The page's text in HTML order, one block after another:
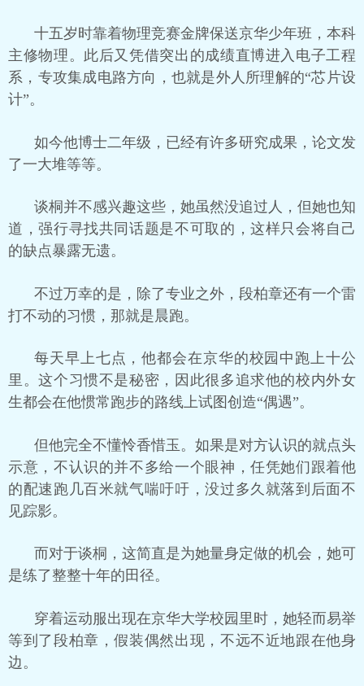
十五岁时靠着物理竞赛金牌保送京华少年班，本科
主修物理。此后又凭借突出的成绩直博进入电子工程
系，专攻集成电路方向，也就是外人所理解的“芯片设
计”。
如今他博士二年级，已经有许多研究成果，论文发
了一大堆等等。
谈桐并不感兴趣这些，她虽然没追过人，但她也知
道，强行寻找共同话题是不可取的，这样只会将自己
的缺点暴露无遗。
不过万幸的是，除了专业之外，段柏章还有一个雷
打不动的习惯，那就是晨跑。
每天早上七点，他都会在京华的校园中跑上十公
里。这个习惯不是秘密，因此很多追求他的校内外女
生都会在他惯常跑步的路线上试图创造“偶遇”。
但他完全不懂怜香惜玉。如果是对方认识的就点头
示意，不认识的并不多给一个眼神，任凭她们跟着他
的配速跑几百米就气喘吁吁，没过多久就落到后面不
见踪影。
而对于谈桐，这简直是为她量身定做的机会，她可
是练了整整十年的田径。
穿着运动服出现在京华大学校园里时，她轻而易举
等到了段柏章，假装偶然出现，不远不近地跟在他身
边。